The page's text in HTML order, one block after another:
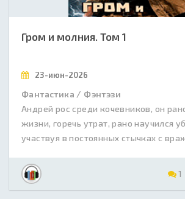
Гром и молния. Том 1
23-июн-2026
Фантастика / Фэнтэзи
Андрей рос среди кочевников, он
жизни, горечь утрат, рано научился
участвуя в постоянных стычках с
1